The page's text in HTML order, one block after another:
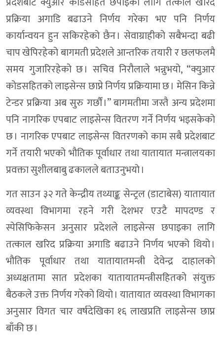
प्रक्रिया अगाडि बढाउने निर्णय गरेका भए पनि निर्णय
कार्यान्वयन हुन सकिरहेको छैन । सेवाग्राहीको सबैभन्दा बढी
चाप खेपिरहेको बागमती प्रदेशले आन्तरिक तयारी र छलफलमै
समय गुजारिरहेको छ । सचिव निरौलाले भन्नुभयो, “क्युआर
कोडसहितको लाइसेन्स छाप्ने निर्णय प्रक्रियामा छ । मेसिन किन्ने
टेन्डर प्रक्रिया अब सुरु गर्छौं ।” बागमतीमा जस्तै अन्य प्रदेशमा
पनि नागरिक एपबाट लाइसेन्स वितरण गर्ने निर्णय भइसकेको
छ । नागरिक एपबाट लाइसेन्स वितरणको काम सबै प्रदेशबाट
गर्ने तयारी भएको भौतिक पूर्वाधार तथा यातायात मन्त्रालयका
प्रवक्ता सुशीलबाबु ढकालले बताउनुभयो ।
गत साउन ३२ गते केन्द्रीय तथ्याङ्क सेन्ट्रल (डाटाबेस) यातायात
व्यवस्था विभागमा रहने गरी देशभर एउटै मापदण्ड र
स्पेसिफिकेसन अनुसार प्रदेशले लाइसेन्स छपाइका लागि
तत्काल खरिद प्रक्रिया अगाडि बढाउने निर्णय भएको थियो ।
भौतिक पूर्वाधार तथा यातायातमन्त्री देवेन्द्र दाहालको
अध्यक्षतामा सात प्रदेशका यातायातमन्त्रीसहितको संयुक्त
बैठकले उक्त निर्णय गरेको थियो । यातायात व्यवस्था विभागका
अनुसार विगत चार वर्षदेखिका १६ लाखप्रति लाइसेन्स छाप्न
बाँकी छ ।